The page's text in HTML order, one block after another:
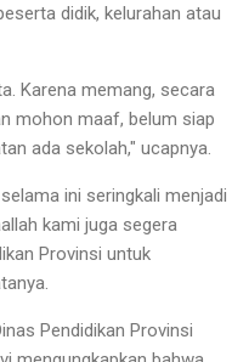
didik, kelurahan atau
Karena memang, secara
mohon maaf, belum siap
ada sekolah," ucapnya.
ini seringkali menjadi
kami juga segera
Provinsi untuk
Pendidikan Provinsi